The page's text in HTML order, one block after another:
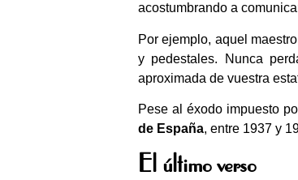
acostumbrando a
Por ejemplo, aquel
y pedestales. Nunca
aproximada de vuestra
Pese al éxodo impuesto
de España, entre 1937 y
El último verso